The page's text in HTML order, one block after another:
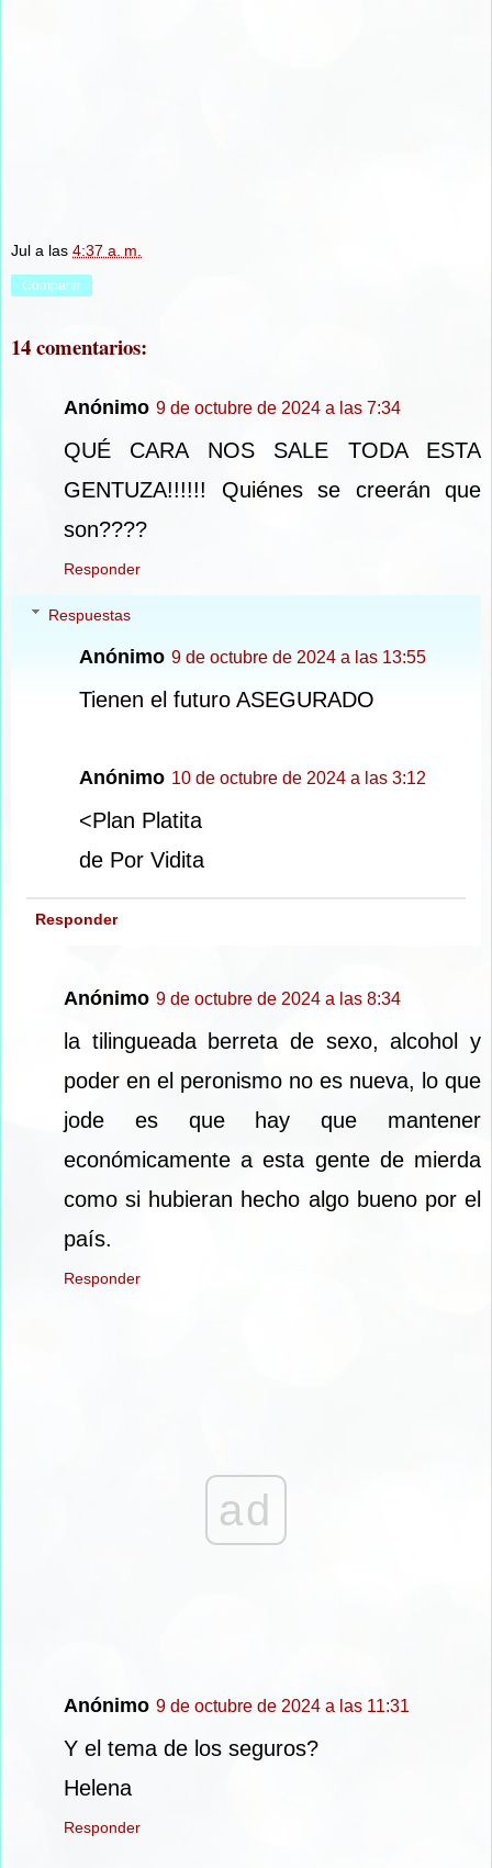
Jul a las 4:37 a. m.
Compartir
14 comentarios:
Anónimo 9 de octubre de 2024 a las 7:34
QUÉ CARA NOS SALE TODA ESTA
GENTUZA!!!!!! Quiénes se creerán que
son????
Responder
Respuestas
Anónimo 9 de octubre de 2024 a las 13:55
Tienen el futuro ASEGURADO
Anónimo 10 de octubre de 2024 a las 3:12
<Plan Platita
de Por Vidita
Responder
Anónimo 9 de octubre de 2024 a las 8:34
la tilingueada berreta de sexo, alcohol y
poder en el peronismo no es nueva, lo que
jode es que hay que mantener
económicamente a esta gente de mierda
como si hubieran hecho algo bueno por el
país.
Responder
ad
Anónimo 9 de octubre de 2024 a las 11:31
Y el tema de los seguros?
Helena
Responder